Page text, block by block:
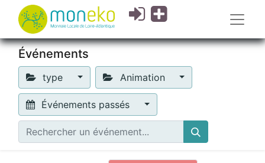
Événements
type Animation
Événements passés